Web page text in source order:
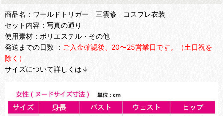
商品名：ワールドトリガー 三雲修 コスプレ衣装
セット内容：写真の通り
使用素材：ポリエステル・その他
発送までの日数 ： ご入金確認後、20〜25営業日です。（土日祝を
除く）
サイズについて詳しくは↓